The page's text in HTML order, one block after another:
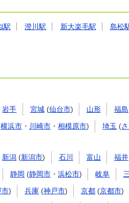
駅 澄川駅 新大楽毛駅 島松
岩手 宮城(仙台市) 山形 福島
横浜市 ・ 川崎市 ・相模原市) 埼玉 (
新潟 (新潟市) 石川 富山 福井
静岡 (静岡市 ・浜松市) 岐阜
市) 兵庫 (神戸市) 京都 (京都市)